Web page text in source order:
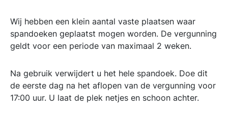
Wij hebben een klein aantal vaste plaatsen waar
spandoeken geplaatst mogen worden. De vergunning
geldt voor een periode van maximaal 2 weken.
Na gebruik verwijdert u het hele spandoek. Doe dit
de eerste dag na het aflopen van de vergunning voor
17:00 uur. U laat de plek netjes en schoon achter.